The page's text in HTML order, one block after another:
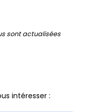
sont actualisées
intéresser :